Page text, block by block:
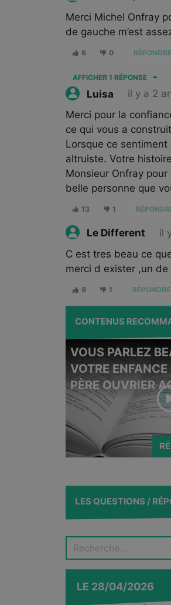
Merci Michel Onfray
de gauche m’est
6 0 RÉPONDRE
AFFICHER 1 RÉPONSE
Luisa
il y a 2
Merci pour la
ce qui vous a
Lorsque ce
altruiste. Votre
Monsieur Onfray
belle personne que
13 1
Le Different
il
C est tres beau ce
merci d exister ,un de
9 1 RÉPONDRE
CONTENUS
VOUS PARLEZ
VOTRE ENFANCE
PÈRE OUVRIER
LES QUESTIONS /
LE 28/04/2026